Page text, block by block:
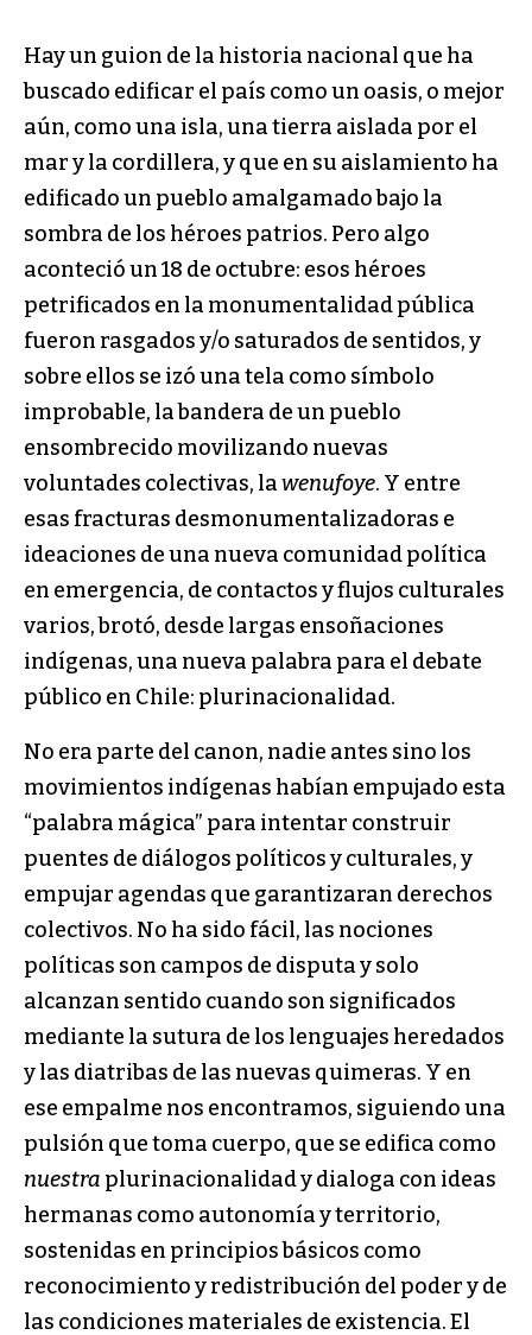
Hay un guion de la historia nacional que ha
buscado edificar el país como un oasis, o mejor
aún, como una isla, una tierra aislada por el
mar y la cordillera, y que en su aislamiento ha
edificado un pueblo amalgamado bajo la
sombra de los héroes patrios. Pero algo
aconteció un 18 de octubre: esos héroes
petrificados en la monumentalidad pública
fueron rasgados y/o saturados de sentidos, y
sobre ellos se izó una tela como símbolo
improbable, la bandera de un pueblo
ensombrecido movilizando nuevas
voluntades colectivas, lawenufoye. Y entre
esas fracturas desmonumentalizadoras e
ideaciones de una nueva comunidad política
en emergencia, de contactos y flujos culturales
varios, brotó, desde largas ensoñaciones
indígenas, una nueva palabra para el debate
público en Chile: plurinacionalidad.
No era parte del canon, nadie antes sino los
movimientos indígenas habían empujado esta
“palabra mágica” para intentar construir
puentes de diálogos políticos y culturales, y
empujar agendas que garantizaran derechos
colectivos. No ha sido fácil, las nociones
políticas son campos de disputa y solo
alcanzan sentido cuando son significados
mediante la sutura de los lenguajes heredados
y las diatribas de las nuevas quimeras. Y en
ese empalme nos encontramos, siguiendo una
pulsión que toma cuerpo, que se edifica como
nuestra plurinacionalidad y dialoga con ideas
hermanas como autonomía y territorio,
sostenidas en principios básicos como
reconocimiento y redistribución del poder y de
las condiciones materiales de existencia. El